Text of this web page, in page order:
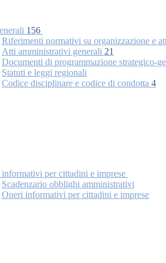
156
Riferimenti normativi su organizzazione e
Atti amministrativi generali 21
Documenti di programmazione strategico-
Statuti e leggi regionali
Codice disciplinare e codice di condotta 4
per cittadini e imprese
Scadenzario obblighi amministrativi
Oneri informativi per cittadini e imprese